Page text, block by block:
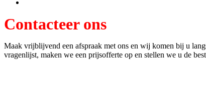
Contacteer ons
Maak vrijblijvend een afspraak met ons en wij komen bij u
vragenlijst, maken we een prijsofferte op en stellen we u de